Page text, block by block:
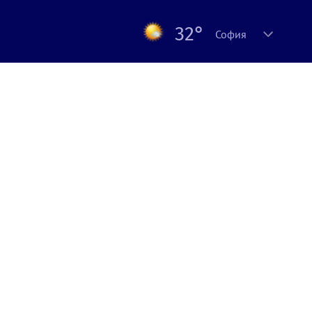
32° София